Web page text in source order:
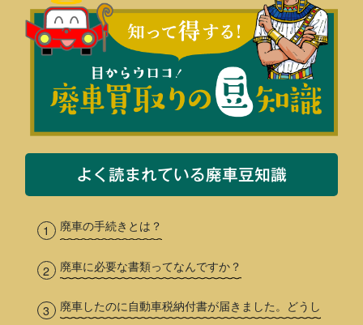
よく読まれている廃車豆知識
廃車の手続きとは？
廃車に必要な書類ってなんですか？
廃車したのに自動車税納付書が届きました。どうし